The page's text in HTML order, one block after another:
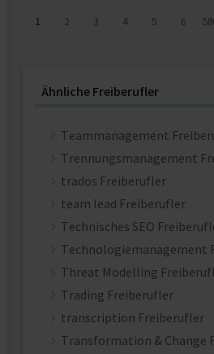
1 2 3 4 5 6
Ähnliche Freiberufler
Teammanagement
Trennungsmanagement
trados Freiberufler
team lead Freiberufler
Technisches SEO
Technologiemanagement
Threat Modelling
Trading Freiberufler
transcription Freiberufler
Transformation & Change